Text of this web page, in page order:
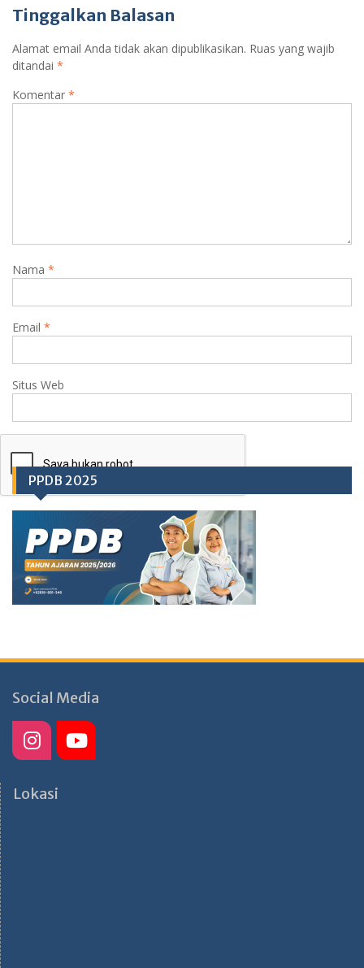
Tinggalkan Balasan
Alamat email Anda tidak akan dipublikasikan. Ruas yang wajib
ditandai *
Komentar *
Nama *
Email *
Situs Web
PPDB 2025
Social Media
Lokasi